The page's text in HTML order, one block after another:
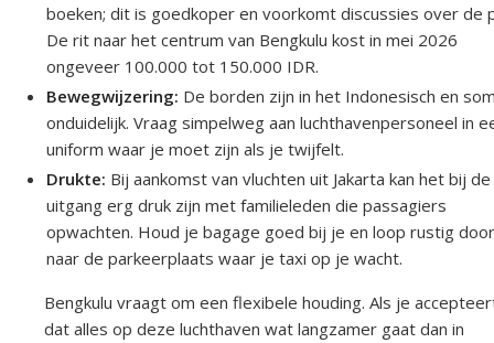
boeken; dit is goedkoper en voorkomt discussies over de
De rit naar het centrum van Bengkulu kost in mei 2026
ongeveer 100.000 tot 150.000 IDR.
Bewegwijzering: De borden zijn in het Indonesisch en
onduidelijk. Vraag simpelweg aan luchthavenpersoneel in
uniform waar je moet zijn als je twijfelt.
Drukte: Bij aankomst van vluchten uit Jakarta kan het bij de
uitgang erg druk zijn met familieleden die passagiers
opwachten. Houd je bagage goed bij je en loop rustig
naar de parkeerplaats waar je taxi op je wacht.
Bengkulu vraagt om een flexibele houding. Als je
dat alles op deze luchthaven wat langzamer gaat dan in